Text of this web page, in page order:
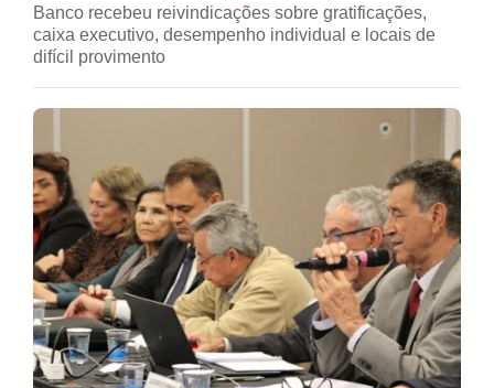
Banco recebeu reivindicações sobre gratificações,
caixa executivo, desempenho individual e locais de
difícil provimento